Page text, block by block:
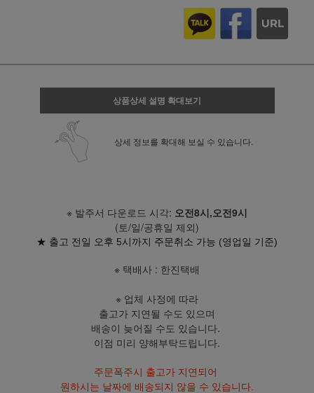
상품상세 설명 확대보기
상세 정보를 확대해 보실 수 있습니다.
※ 발주서 다운로드 시각: 오전8시,오전9시
(토/일/공휴일 제외)
★ 출고 전일 오후 5시까지 주문취소 가능 (영업일 기준)
※ 택배사 : 한진택배
※ 업체 사정에 따라
출고가 지연될 수도 있으며
배송이 늦어질 수도 있습니다.
이점 미리 양해부탁드립니다.
주문폭주시 출고가 지연되어
원하시는 날짜에 배송되지 않을 수 있습니다.